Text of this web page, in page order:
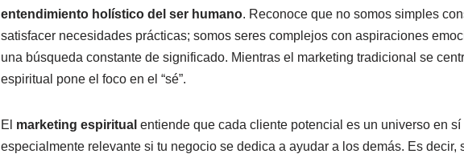
entendimiento holístico del ser humano. Reconoce que no somos simples
satisfacer necesidades prácticas; somos seres complejos con aspiraciones
una búsqueda constante de significado. Mientras el marketing tradicional se
espiritual pone el foco en el “sé”.
El marketing espiritual entiende que cada cliente potencial es un universo en
especialmente relevante si tu negocio se dedica a ayudar a los demás. Es decir,